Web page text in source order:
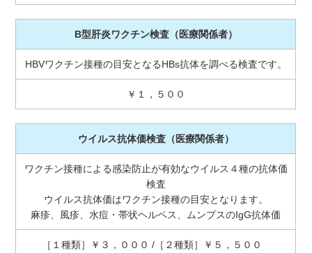
B型肝炎ワクチン検査（医療関係者）
HBVワクチン接種の目安となるHBs抗体を調べる検査です。
￥１，５００
ウイルス抗体価検査（医療関係者）
ワクチン接種による感染防止が有効なウイルス４種の抗体価
検査
ウイルス抗体価はワクチン接種の目安となります。
麻疹、風疹、水痘・帯状ヘルペス、ムンプスのIgG抗体価
［１種類］￥３，０００ /［２種類］￥５，５００